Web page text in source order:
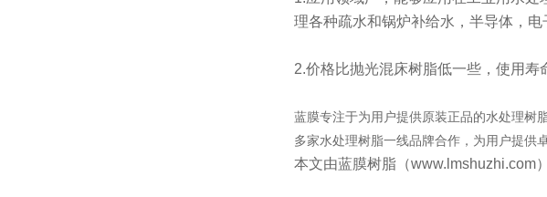
理各种疏水和锅炉补给水，半导体，
2.价格比抛光混床树脂低一些，使用寿
蓝膜专注于为用户提供原装正品的水处理树
多家水处理树脂一线品牌合作，为用户提供
本文由蓝膜树脂（www.lmshuzhi.com